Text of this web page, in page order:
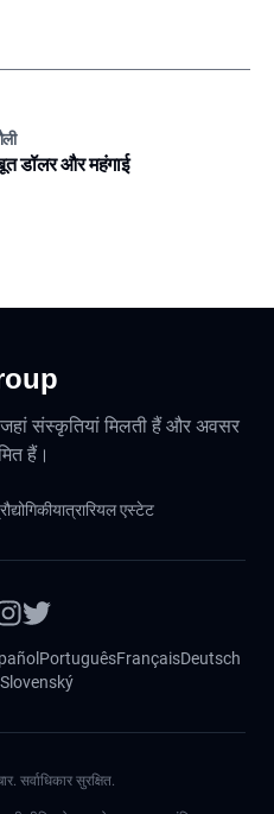
डॉलर और महंगाई
संस्कृतियां मिलती हैं और अवसर
हैं।
यात्रारियल एस्टेट
PortuguêsFrançaisDeutsch
Slovenský
सर्वाधिकार सुरक्षित.